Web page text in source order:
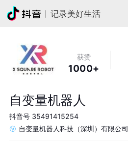
记录美好生活
获赞
1000+
自变量机器人
抖音号 35491415254
自变量机器人科技（深圳）有限公司